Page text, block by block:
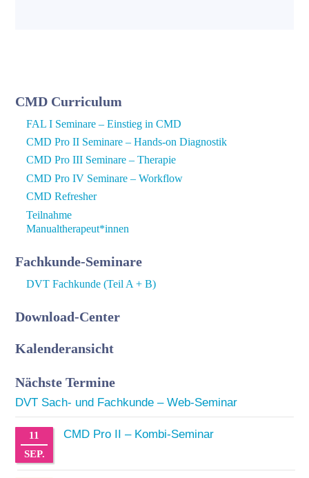
CMD Curriculum
FAL I Seminare – Einstieg in CMD
CMD Pro II Seminare – Hands-on Diagnostik
CMD Pro III Seminare – Therapie
CMD Pro IV Seminare – Workflow
CMD Refresher
Teilnahme
Manualtherapeut*innen
Fachkunde-Seminare
DVT Fachkunde (Teil A + B)
Download-Center
Kalenderansicht
Nächste Termine
DVT Sach- und Fachkunde – Web-Seminar
11
SEP.
CMD Pro II – Kombi-Seminar